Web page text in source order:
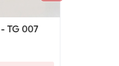
TG 007